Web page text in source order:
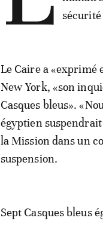
Le Caire a «exprimé
New York, «son
Casques bleus».
égyptien
la Mission dans un
suspension.
Sept Casques bleus